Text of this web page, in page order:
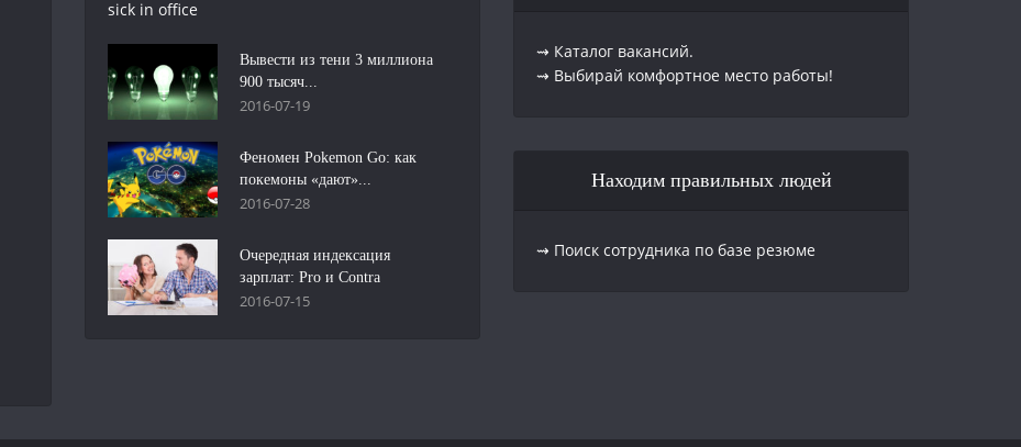
Вывести из тени 3 миллиона
900 тысяч...
2016-07-19
Феномен Pokemon Go: как
покемоны «дают»...
2016-07-28
Очередная индексация
зарплат: Pro и Contra
2016-07-15
⇝ Каталог вакансий.
⇝ Выбирай комфортное место работы!
Находим правильных людей
⇝ Поиск сотрудника по базе резюме